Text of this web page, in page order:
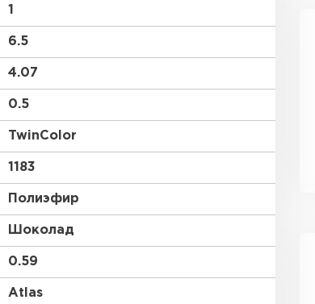
1
6.5
4.07
0.5
TwinColor
1183
Полиэфир
Шоколад
0.59
Atlas